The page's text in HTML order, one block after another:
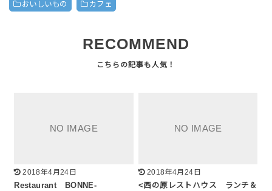
おいしいもの カフェ
RECOMMEND
2018年4月24日
Restaurant BONNE-
2018年4月24日
<西の原レストハウス ランチ＆